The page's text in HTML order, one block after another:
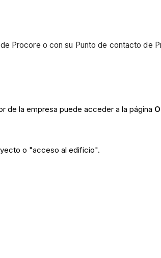
Procore o con su Punto de contacto de
de la empresa puede acceder a la página
o "acceso al edificio".